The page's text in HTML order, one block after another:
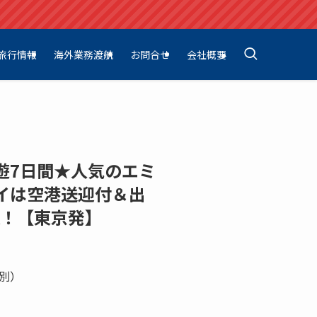
行情報 海外業務渡航 お問合せ 会社概要
7日間★人気のエミ
は空港送迎付＆出
【東京発】